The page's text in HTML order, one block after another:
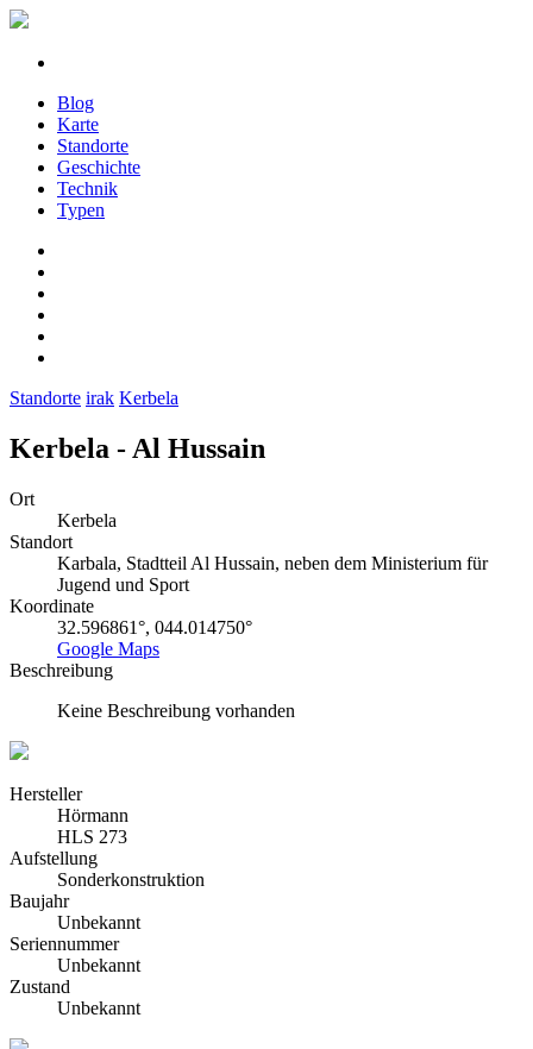
Blog
Karte
Standorte
Geschichte
Technik
Typen
Standorte irak Kerbela
Kerbela - Al Hussain
Ort
Kerbela
Standort
Karbala, Stadtteil Al Hussain, neben dem Ministerium für
Jugend und Sport
Koordinate
32.596861°, 044.014750°
Google Maps
Beschreibung
Keine Beschreibung vorhanden
Hersteller
Hörmann
HLS 273
Aufstellung
Sonderkonstruktion
Baujahr
Unbekannt
Seriennummer
Unbekannt
Zustand
Unbekannt